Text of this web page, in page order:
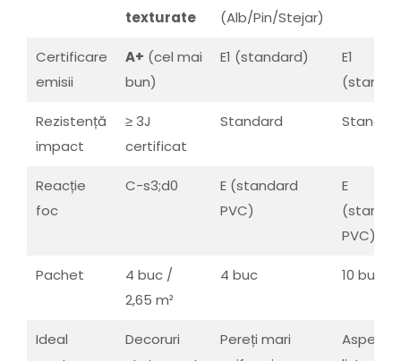
texturate
(Alb/Pin/Stejar)
Certificare
emisii
A+ (cel mai
bun)
E1 (standard)
E1
Rezistență
impact
≥ 3J
certificat
Standard
Reacție
foc
C-s3;d0
E (standard
PVC)
E
PVC)
Pachet
4 buc /
2,65 m²
4 buc 10 buc
Ideal
Decoruri
Pereți mari
Aspect